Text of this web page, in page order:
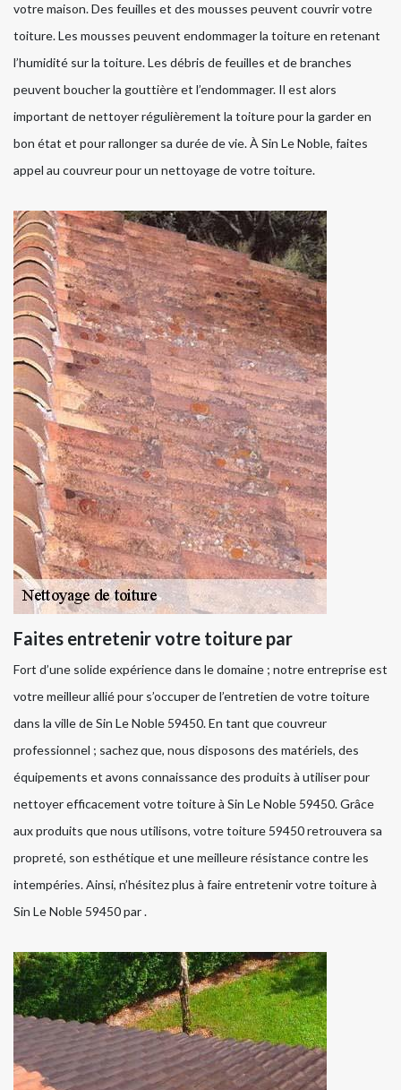
votre maison. Des feuilles et des mousses peuvent couvrir votre
toiture. Les mousses peuvent endommager la toiture en retenant
l’humidité sur la toiture. Les débris de feuilles et de branches
peuvent boucher la gouttière et l’endommager. Il est alors
important de nettoyer régulièrement la toiture pour la garder en
bon état et pour rallonger sa durée de vie. À Sin Le Noble, faites
appel au couvreur pour un nettoyage de votre toiture.
Faites entretenir votre toiture par
Fort d’une solide expérience dans le domaine ; notre entreprise est
votre meilleur allié pour s’occuper de l’entretien de votre toiture
dans la ville de Sin Le Noble 59450. En tant que couvreur
professionnel ; sachez que, nous disposons des matériels, des
équipements et avons connaissance des produits à utiliser pour
nettoyer efficacement votre toiture à Sin Le Noble 59450. Grâce
aux produits que nous utilisons, votre toiture 59450 retrouvera sa
propreté, son esthétique et une meilleure résistance contre les
intempéries. Ainsi, n’hésitez plus à faire entretenir votre toiture à
Sin Le Noble 59450 par .